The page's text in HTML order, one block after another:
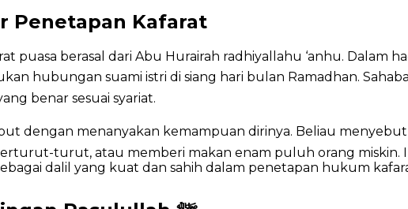
Penetapan Kafarat
puasa berasal dari Abu Hurairah radhiyallahu ‘anhu. Dalam
benar sesuai syariat.
turut, atau memberi makan enam puluh orang miskin.
dalil yang kuat dan sahih dalam penetapan hukum